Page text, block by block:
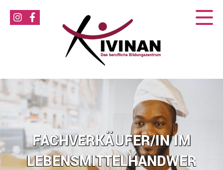
FACHVERKÄUFER/IN IM
LEBENSMITTELHANDWER